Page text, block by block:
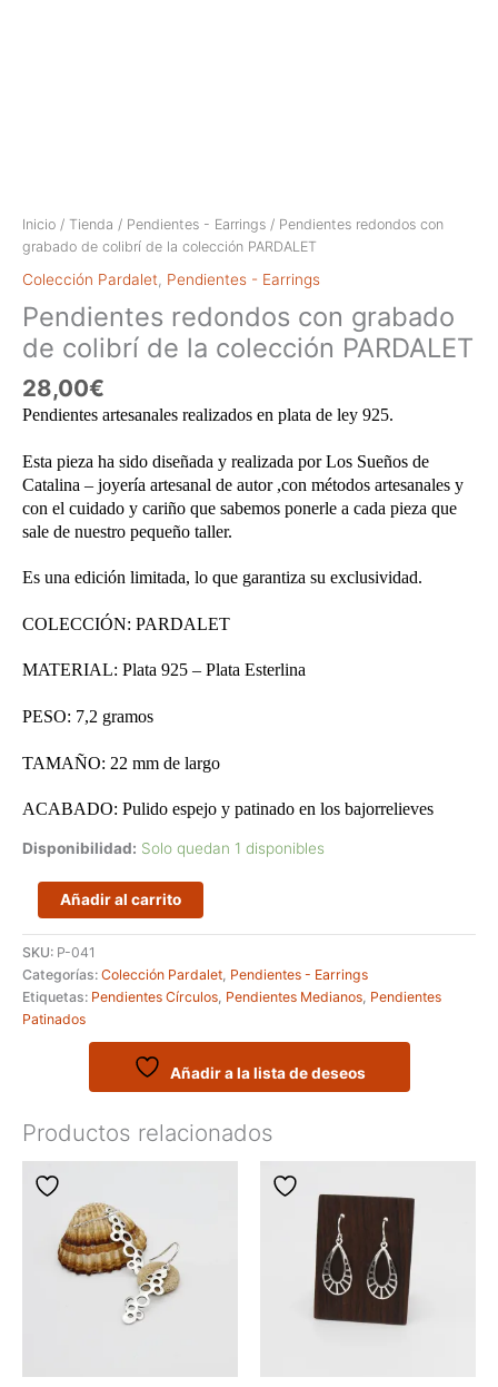
Inicio / Tienda / Pendientes - Earrings / Pendientes redondos con
grabado de colibrí de la colección PARDALET
Colección Pardalet Pendientes - Earrings
Pendientes redondos con grabado
de colibrí de la colección PARDALET
28,00€
Pendientes artesanales realizados en plata de ley 925.
Esta pieza ha sido diseñada y realizada por Los Sueños de
Catalina – joyería artesanal de autor ,con métodos artesanales y
con el cuidado y cariño que sabemos ponerle a cada pieza que
sale de nuestro pequeño taller.
Es una edición limitada, lo que garantiza su exclusividad.
COLECCIÓN: PARDALET
MATERIAL: Plata 925 – Plata Esterlina
PESO: 7,2 gramos
TAMAÑO: 22 mm de largo
ACABADO: Pulido espejo y patinado en los bajorrelieves
Disponibilidad: Solo quedan 1 disponibles
Pendientes
redondos
con
grabado
de
colibrí
de
PARDALET
Añadir al carrito
SKU: P-041
Categorías: Colección Pardalet, Pendientes - Earrings
Etiquetas: Pendientes Círculos, Pendientes Medianos, Pendientes
Patinados
Añadir a la lista de deseos
Productos relacionados